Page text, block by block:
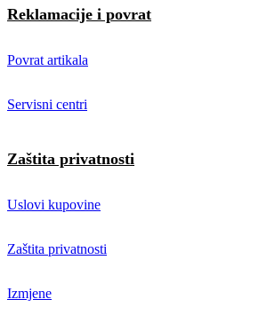
Reklamacije i povrat
Povrat artikala
Servisni centri
Zaštita privatnosti
Uslovi kupovine
Zaštita privatnosti
Izmjene